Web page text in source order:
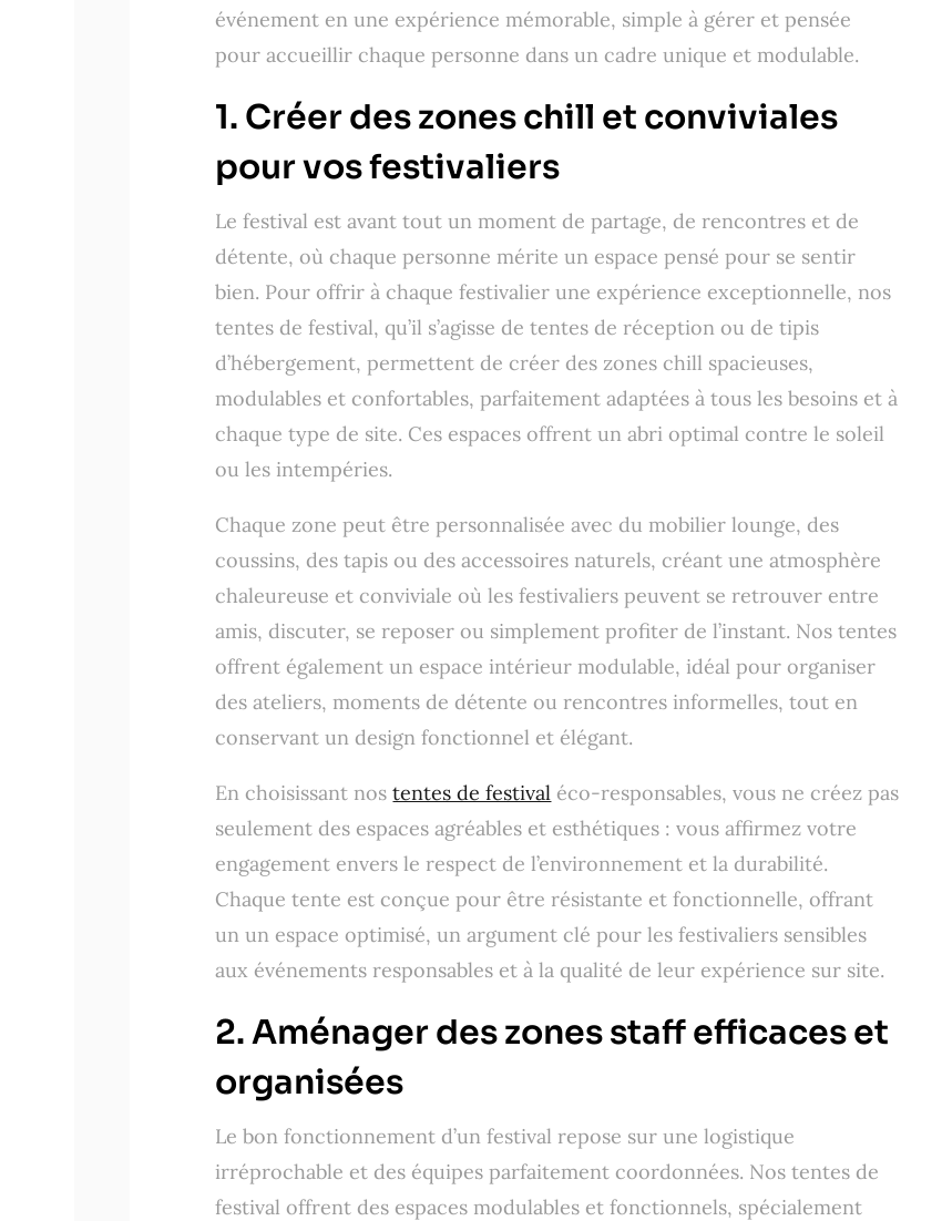
événement en une expérience mémorable, simple à gérer et pensée
pour accueillir chaque personne dans un cadre unique et modulable.
1. Créer des zones chill et conviviales
pour vos festivaliers
Le festival est avant tout un moment de partage, de rencontres et de
détente, où chaque personne mérite un espace pensé pour se sentir
bien. Pour offrir à chaque festivalier une expérience exceptionnelle, nos
tentes de festival, qu’il s’agisse de tentes de réception ou de tipis
d’hébergement, permettent de créer des zones chill spacieuses,
modulables et confortables, parfaitement adaptées à tous les besoins et à
chaque type de site. Ces espaces offrent un abri optimal contre le soleil
ou les intempéries.
Chaque zone peut être personnalisée avec du mobilier lounge, des
coussins, des tapis ou des accessoires naturels, créant une atmosphère
chaleureuse et conviviale où les festivaliers peuvent se retrouver entre
amis, discuter, se reposer ou simplement profiter de l’instant. Nos tentes
offrent également un espace intérieur modulable, idéal pour organiser
des ateliers, moments de détente ou rencontres informelles, tout en
conservant un design fonctionnel et élégant.
En choisissant nostentes de festival éco-responsables, vous ne créez pas
seulement des espaces agréables et esthétiques : vous affirmez votre
engagement envers le respect de l’environnement et la durabilité.
Chaque tente est conçue pour être résistante et fonctionnelle, offrant
un un espace optimisé, un argument clé pour les festivaliers sensibles
aux événements responsables et à la qualité de leur expérience sur site.
2. Aménager des zones staff efficaces et
organisées
Le bon fonctionnement d’un festival repose sur une logistique
irréprochable et des équipes parfaitement coordonnées. Nos tentes de
festival offrent des espaces modulables et fonctionnels, spécialement